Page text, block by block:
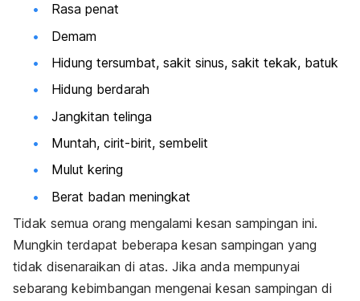
Rasa penat
Demam
Hidung tersumbat, sakit sinus, sakit tekak, batuk
Hidung berdarah
Jangkitan telinga
Muntah, cirit-birit, sembelit
Mulut kering
Berat badan meningkat
Tidak semua orang mengalami kesan sampingan ini.
Mungkin terdapat beberapa kesan sampingan yang
tidak disenaraikan di atas. Jika anda mempunyai
sebarang kebimbangan mengenai kesan sampingan di